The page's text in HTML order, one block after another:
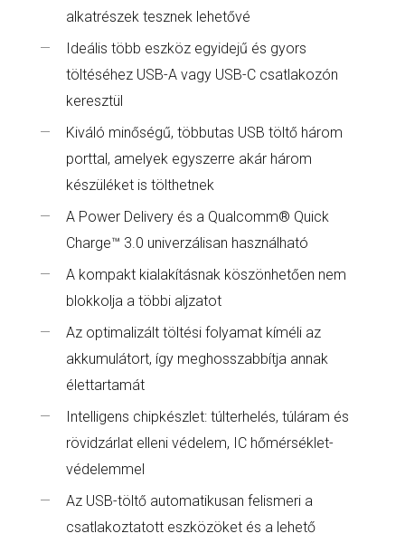
alkatrészek tesznek lehetővé
Ideális több eszköz egyidejű és gyors
töltéséhez USB-A vagy USB-C csatlakozón
keresztül
Kiváló minőségű, többutas USB töltő három
porttal, amelyek egyszerre akár három
készüléket is tölthetnek
A Power Delivery és a Qualcomm® Quick
Charge™ 3.0 univerzálisan használható
A kompakt kialakításnak köszönhetően nem
blokkolja a többi aljzatot
Az optimalizált töltési folyamat kíméli az
akkumulátort, így meghosszabbítja annak
élettartamát
Intelligens chipkészlet: túlterhelés, túláram és
rövidzárlat elleni védelem, IC hőmérséklet-
védelemmel
Az USB-töltő automatikusan felismeri a
csatlakoztatott eszközöket és a lehető